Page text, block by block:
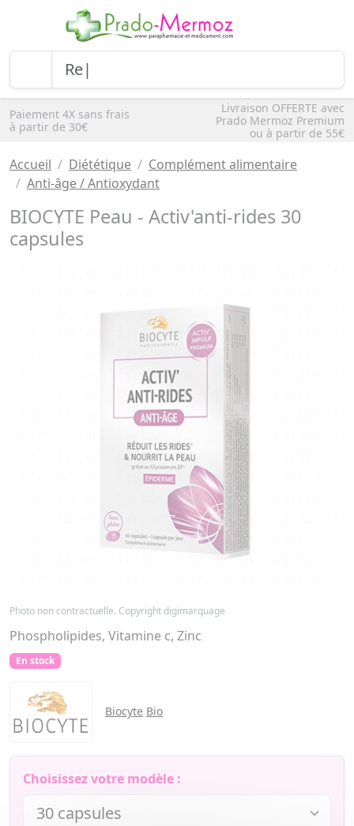
Paiement 4X sans frais
à partir de 30€
Livraison OFFERTE avec
Prado Mermoz Premium
ou à partir de 55€
Accueil Diététique
Complément alimentaire
Anti-âge / Antioxydant
BIOCYTE Peau - Activ'anti-rides 30
capsules
Photo non contractuelle. Copyright digimarquage
Phospholipides, Vitamine c, Zinc
En stock
Biocyte Bio
Choisissez votre modèle :